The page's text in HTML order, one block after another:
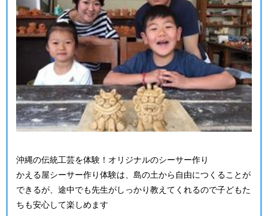
沖縄の伝統工芸を体験！オリジナルのシーサー作り
かえる屋シーサー作り体験は、島の土から自由につくることが
できるが、途中でも先生がしっかり教えてくれるので子どもた
ちも安心して楽しめます